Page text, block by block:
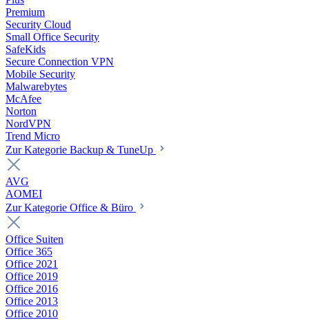
Premium
Security Cloud
Small Office Security
SafeKids
Secure Connection VPN
Mobile Security
Malwarebytes
McAfee
Norton
NordVPN
Trend Micro
Zur Kategorie Backup & TuneUp
AVG
AOMEI
Zur Kategorie Office & Büro
Office Suiten
Office 365
Office 2021
Office 2019
Office 2016
Office 2013
Office 2010